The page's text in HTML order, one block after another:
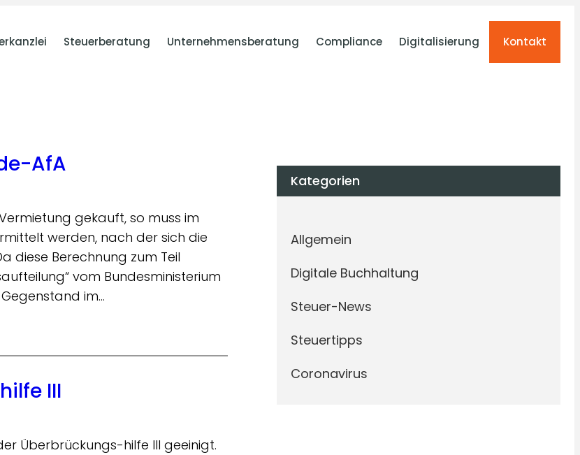
Steuerberatung Unternehmensberatung Compliance Digitalisierung Kontakt
AfA
gekauft, so muss im
werden, nach der sich die
diese Berechnung zum Teil
vom Bundesministerium
im…
III
Überbrückungs-hilfe III geeinigt.
Kategorien
Allgemein
Digitale Buchhaltung
Steuer-News
Steuertipps
Coronavirus